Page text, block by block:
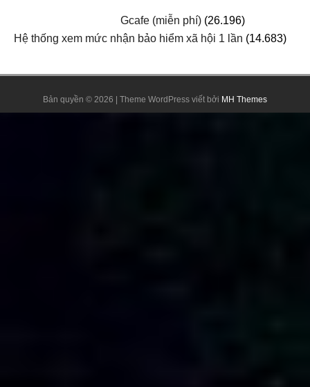
Gcafe (miễn phí) (26.196)
Hệ thống xem mức nhận bảo hiểm xã hội 1 lần (14.683)
Bản quyền © 2026 | Theme WordPress viết bởi MH Themes